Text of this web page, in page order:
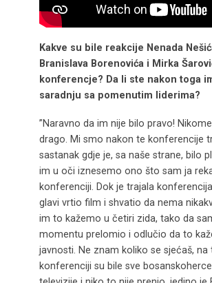
Kakve su bile reakcije Nenada
Branislava Borenovića i Mirka
konferencje? Da li ste nakon toga
saradnju sa pomenutim liderima?
”Naravno da im nije bilo pravo!
drago. Mi smo nakon te konferencije
sastanak gdje je, sa naše strane, bilo
im u oči iznesemo ono što sam ja
konferenciji. Dok je trajala
glavi vrtio film i shvatio da nema
im to kažemo u četiri zida, tako da
momentu prelomio i odlučio da to
javnosti. Ne znam koliko se sjećaš, na
konferenciji su bile sve